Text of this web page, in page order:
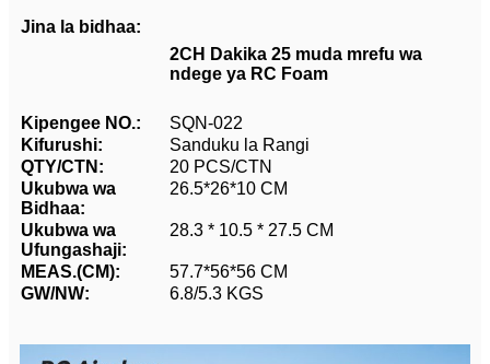
Jina la bidhaa:
2CH Dakika 25 muda mrefu wa
ndege ya RC Foam
Kipengee NO.:
SQN-022
Kifurushi:
Sanduku la Rangi
QTY/CTN:
20 PCS/CTN
Ukubwa wa
Bidhaa:
26.5*26*10 CM
Ukubwa wa
Ufungashaji:
28.3 * 10.5 * 27.5 CM
MEAS.(CM):
57.7*56*56 CM
GW/NW:
6.8/5.3 KGS